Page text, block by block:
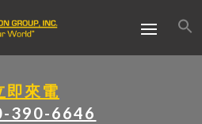
即來電
390-6646